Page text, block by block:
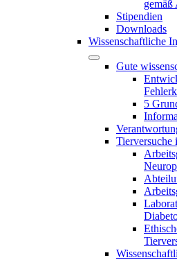
Stipendien
Downloads
Wissenschaftliche
Gute
5
Tierversuche